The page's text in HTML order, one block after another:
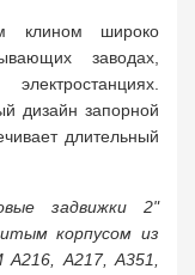
клином широко
заводах,
дизайн запорной
длительный
задвижки 2"
корпусом из
A217, A351,